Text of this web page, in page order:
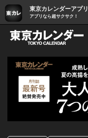
東京カレンダーアプリ
アプリなら超サクサク！